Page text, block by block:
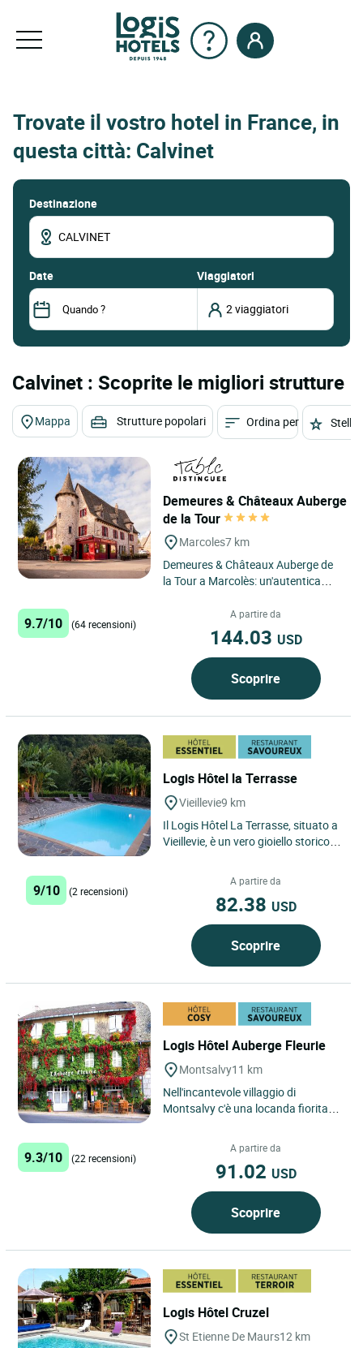
Trovate il vostro hotel in France, in
questa città: Calvinet
Destinazione
date Viaggiatori
Calvinet : Scoprite le migliori strutture
Mappa Strutture popolari Ordina per Stelle
Demeures & Châteaux Auberge
de la Tour
Marcoles7 km
Demeures & Châteaux Auberge de
la Tour a Marcolès: un'autentica
Una locanda immersa...
9.7/10 (64 recensioni)
A partire da
144.03 USD
Scoprire
Logis Hôtel la Terrasse
Vieillevie9 km
Il Logis Hôtel La Terrasse, situato a
Vieillevie, è un vero gioiello storico e
9/10 (2 recensioni)
A partire da
82.38 USD
Scoprire
Logis Hôtel Auberge Fleurie
Montsalvy11 km
Nell'incantevole villaggio di
Montsalvy c'è una locanda fiorita
uniscono. Il suo ristorante...
9.3/10 (22 recensioni)
A partire da
91.02 USD
Scoprire
Logis Hôtel Cruzel
St Etienne De Maurs12 km